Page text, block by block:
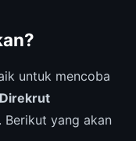
untuk mencoba
. Berikut yang akan